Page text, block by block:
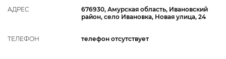
АДРЕС
676930, Амурская область, Ивановский
район, село Ивановка, Новая улица, 24
ТЕЛЕФОН телефон отсутствует